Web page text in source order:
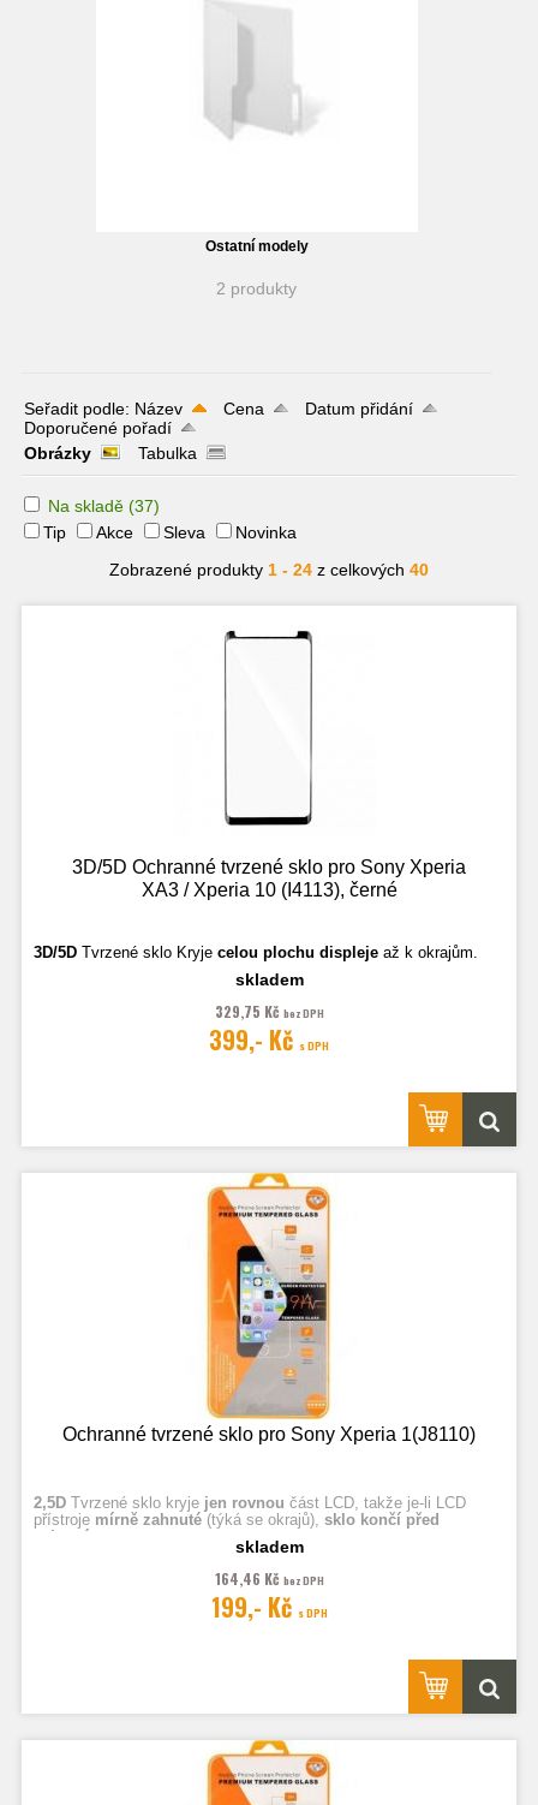
Ostatní modely
2 produkty
Seřadit podle: Název Cena
Datum přidání
Doporučené pořadí
Obrázky
Tabulka
Na skladě (37)
Tip
Akce Sleva
Novinka
Zobrazené produkty 1 - 24 z celkových 40
3D/5D Ochranné tvrzené sklo pro Sony Xperia
XA3 / Xperia 10 (I4113), černé
3D/5D Tvrzené sklo Kryje celou plochu displeje až k okrajům.
Fotografie jsou ilustrační.
skladem
329,75 Kč bez DPH
399,- Kč s DPH
Ochranné tvrzené sklo pro Sony Xperia 1(J8110)
2,5D Tvrzené sklo kryje jen rovnou část LCD, takže je-li LCD
přístroje mírně zahnuté (týká se okrajů), sklo končí před
zahnutím.
Fotografie jsou ilustrační.
skladem
164,46 Kč bez DPH
199,- Kč s DPH